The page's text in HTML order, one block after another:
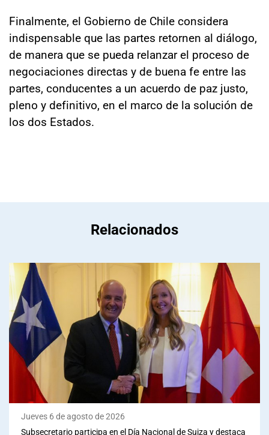
Finalmente, el Gobierno de Chile considera
indispensable que las partes retornen al diálogo,
de manera que se pueda relanzar el proceso de
negociaciones directas y de buena fe entre las
partes, conducentes a un acuerdo de paz justo,
pleno y definitivo, en el marco de la solución de
los dos Estados.
Relacionados
Jueves 6 de agosto de 2026
Subsecretario participa en el Día Nacional de Suiza y destaca